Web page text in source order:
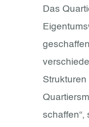
Das
schaffen“,